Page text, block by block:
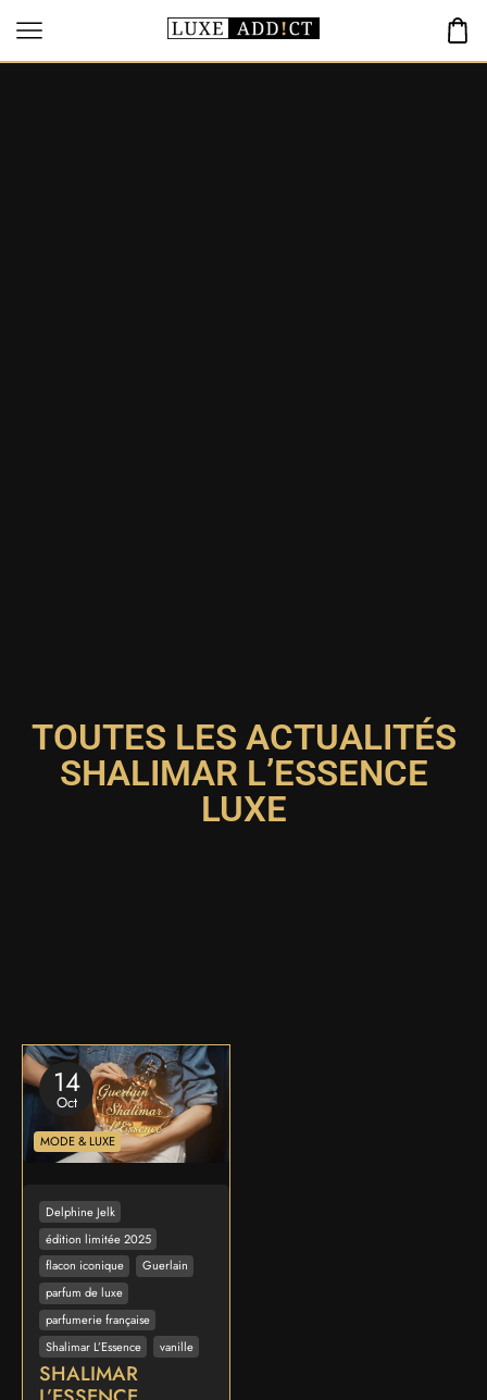
TOUTES LES ACTUALITÉS
SHALIMAR L’ESSENCE
LUXE
14
Oct
MODE & LUXE
Delphine Jelk
édition limitée 2025
flacon iconique
Guerlain
parfum de luxe
parfumerie française
Shalimar L’Essence
vanille
SHALIMAR